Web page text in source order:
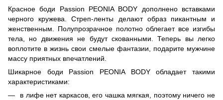
Красное боди Passion PEONIA BODY дополнено вставками
черного кружева. Стреп-ленты делают образ пикантным и
женственным. Полупрозрачное полотно облегает все изгибы
тела, но движения не будут скованными. Теперь вы легко
воплотите в жизнь свои смелые фантазии, подарите мужчине
массу приятных впечатлений.
Шикарное боди Passion PEONIA BODY обладает такими
характеристиками:
в лифе нет каркасов, его чашка мягкая, поэтому ничего не